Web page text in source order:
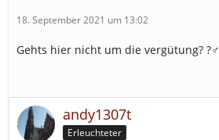
18. September 2021 um 13:02
Gehts hier nicht um die vergütung? ?‍♂️
andy1307t
Erleuchteter